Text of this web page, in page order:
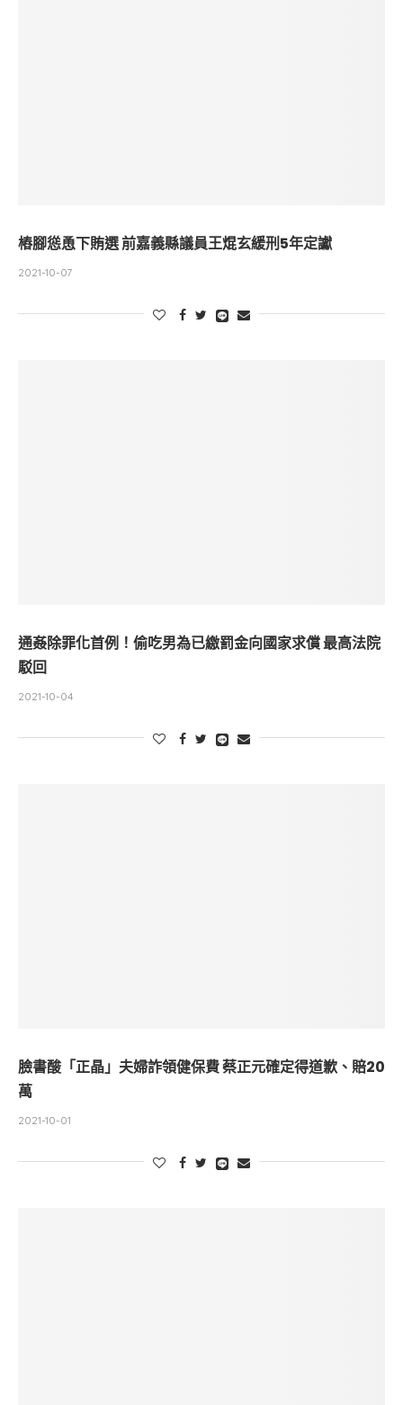
樁腳慫恿下賄選 前嘉義縣議員王焜玄緩刑5年定讞
2021-10-07
通姦除罪化首例！偷吃男為已繳罰金向國家求償 最高法院
駁回
2021-10-04
臉書酸「正晶」夫婦詐領健保費 蔡正元確定得道歉、賠20
萬
2021-10-01